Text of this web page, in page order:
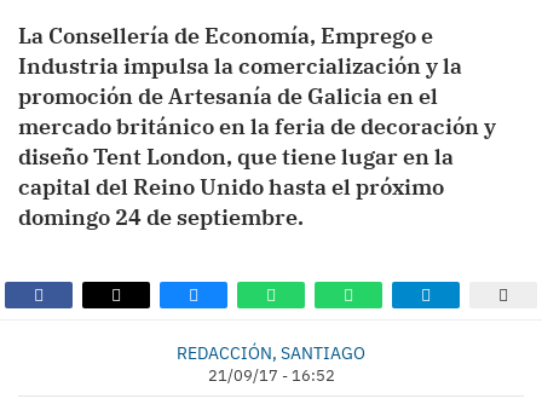
La Consellería de Economía, Emprego e
Industria impulsa la comercialización y la
promoción de Artesanía de Galicia en el
mercado británico en la feria de decoración y
diseño Tent London, que tiene lugar en la
capital del Reino Unido hasta el próximo
domingo 24 de septiembre.
REDACCIÓN, SANTIAGO
21/09/17 - 16:52